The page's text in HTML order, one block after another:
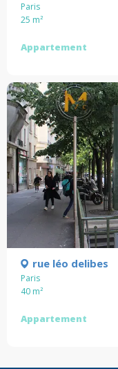
Paris
25 m²
Appartement
rue léo delibes
Paris
40 m²
Appartement